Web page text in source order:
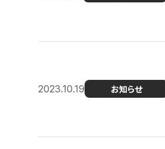
2023.10.19 お知らせ